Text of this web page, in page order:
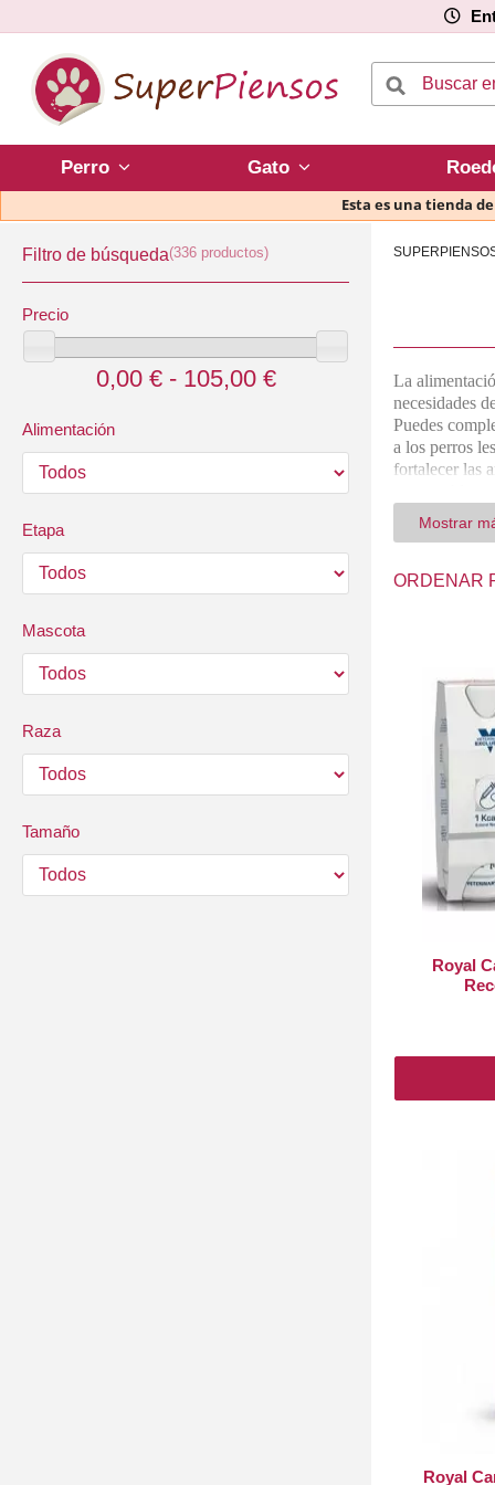
Perro Gato
Esta es una tienda
Filtro de búsqueda(336 productos)
Precio
0,00 € - 105,00 €
Alimentación
Etapa
Mascota
Raza
Tamaño
La
necesidades
Puedes
a los perros
fortalecer las
garantizarte
Mostrar
ORDENAR
Royal
Royal